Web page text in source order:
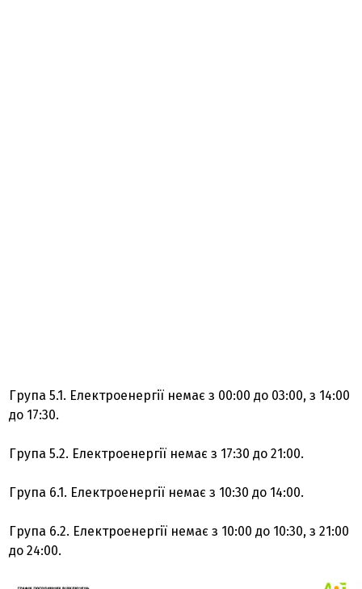
Група 5.1. Електроенергії немає з 00:00 до 03:00, з 14:00
до 17:30.
Група 5.2. Електроенергії немає з 17:30 до 21:00.
Група 6.1. Електроенергії немає з 10:30 до 14:00.
Група 6.2. Електроенергії немає з 10:00 до 10:30, з 21:00
до 24:00.